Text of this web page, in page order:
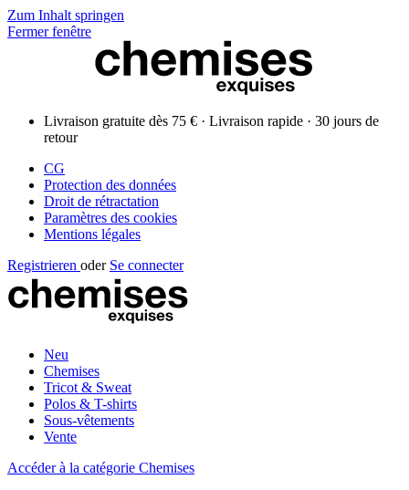
Zum Inhalt springen
Fermer fenêtre
Livraison gratuite dès 75 € · Livraison rapide · 30 jours de
retour
CG
Protection des données
Droit de rétractation
Paramètres des cookies
Mentions légales
Registrieren oder Se connecter
Neu
Chemises
Tricot & Sweat
Polos & T-shirts
Sous-vêtements
Vente
Accéder à la catégorie Chemises